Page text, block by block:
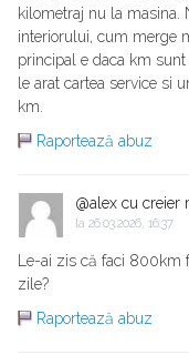
kilometraj nu la masina.
interiorului, cum merge
principal e daca km
le arat cartea service si
km.
Raportează abuz
@alex cu creier
la 26.03.2026, 16:37
Le-ai zis că faci 800km
zile?
Raportează abuz